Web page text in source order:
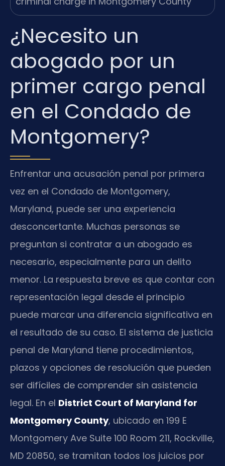
¿Necesito un
abogado por un
primer cargo penal
en el Condado de
Montgomery?
Enfrentar una acusación penal por primera
vez en el Condado de Montgomery,
Maryland, puede ser una experiencia
desconcertante. Muchas personas se
preguntan si contratar a un abogado es
necesario, especialmente para un delito
menor. La respuesta breve es que contar con
representación legal desde el principio
puede marcar una diferencia significativa en
el resultado de su caso. El sistema de justicia
penal de Maryland tiene procedimientos,
plazos y opciones de resolución que pueden
ser difíciles de comprender sin asistencia
legal. En el District Court of Maryland for
Montgomery County, ubicado en 199 E
Montgomery Ave Suite 100 Room 211, Rockville,
MD 20850, se tramitan todos los juicios por